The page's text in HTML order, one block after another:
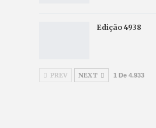
Edição 4938
PREV NEXT 1 De 4.933